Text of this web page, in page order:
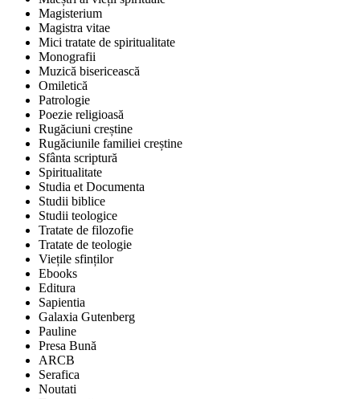
Magisterium
Magistra vitae
Mici tratate de spiritualitate
Monografii
Muzică bisericească
Omiletică
Patrologie
Poezie religioasă
Rugăciuni creștine
Rugăciunile familiei creștine
Sfânta scriptură
Spiritualitate
Studia et Documenta
Studii biblice
Studii teologice
Tratate de filozofie
Tratate de teologie
Viețile sfinților
Ebooks
Editura
Sapientia
Galaxia Gutenberg
Pauline
Presa Bună
ARCB
Serafica
Noutati